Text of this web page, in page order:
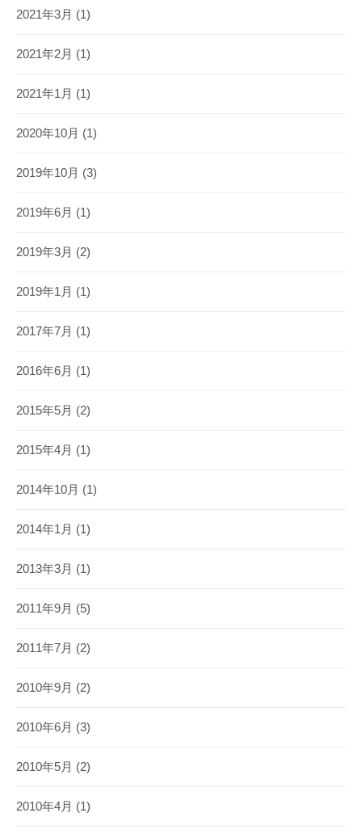
2021年3月 (1)
2021年2月 (1)
2021年1月 (1)
2020年10月 (1)
2019年10月 (3)
2019年6月 (1)
2019年3月 (2)
2019年1月 (1)
2017年7月 (1)
2016年6月 (1)
2015年5月 (2)
2015年4月 (1)
2014年10月 (1)
2014年1月 (1)
2013年3月 (1)
2011年9月 (5)
2011年7月 (2)
2010年9月 (2)
2010年6月 (3)
2010年5月 (2)
2010年4月 (1)